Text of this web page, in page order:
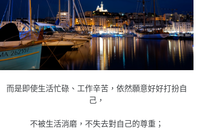
而是即使生活忙碌、工作辛苦，依然願意好好打扮自
己，
不被生活消磨，不失去對自己的尊重；